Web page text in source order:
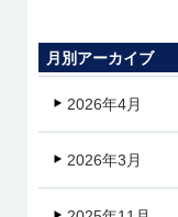
月別アーカイブ
2026年4月
2026年3月